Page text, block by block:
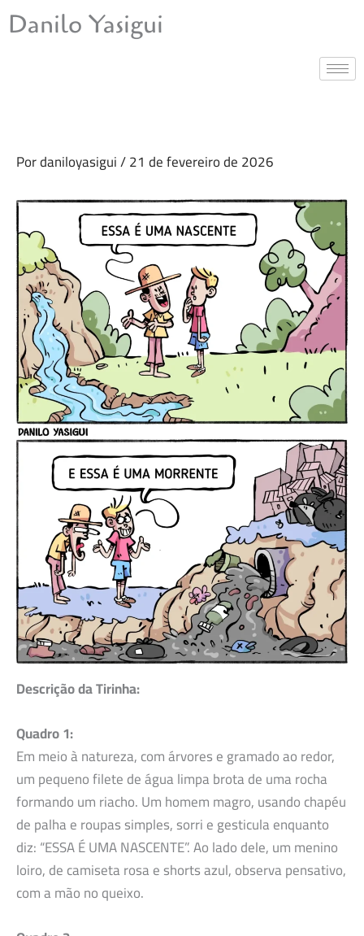
para
Danilo Yasigui
Pordaniloyasigui/21 de fevereiro de 2026
Descrição da Tirinha:
Quadro 1:
Em meio à natureza, com árvores e gramado ao redor,
um pequeno filete de água limpa brota de uma rocha
formando um riacho. Um homem magro, usando chapéu
de palha e roupas simples, sorri e gesticula enquanto
diz: “ESSA É UMA NASCENTE”. Ao lado dele, um menino
loiro, de camiseta rosa e shorts azul, observa pensativo,
com a mão no queixo.